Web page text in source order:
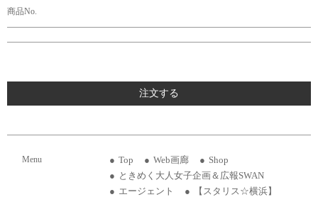
商品No.
注文する
Menu Top Web画廊
Shop
ときめく大人女子企画＆広報SWAN
エージェント
【スタリス☆横浜】